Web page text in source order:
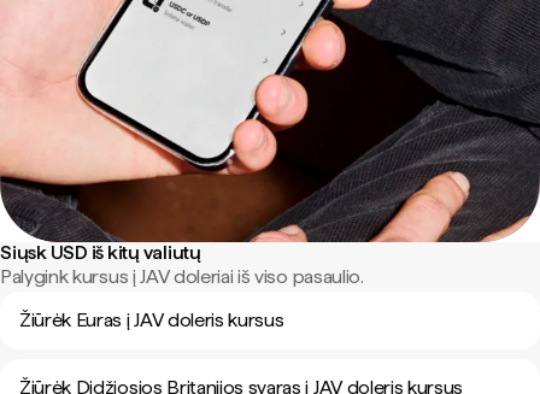
Siųsk USD iš kitų valiutų
Palygink kursus į JAV doleriai iš viso pasaulio.
Žiūrėk Euras į JAV doleris kursus
Žiūrėk Didžiosios Britanijos svaras į JAV doleris kursus